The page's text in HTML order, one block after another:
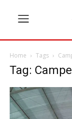
Home Tags
Tag: